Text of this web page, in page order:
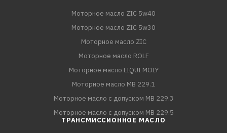
Моторное масло ZIC 5w40
Моторное масло ZIC 5w30
Моторное масло ZIC
Моторное масло ROLF
Моторное масло LIQUI MOLY
Моторное масло MB 229.1
Моторное масло с допуском MB 229.3
Моторное масло с допуском MB 229.5
ТРАНСМИССИОННОЕ МАСЛО